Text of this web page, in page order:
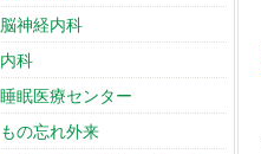
脳神経内科
内科
睡眠医療センター
もの忘れ外来